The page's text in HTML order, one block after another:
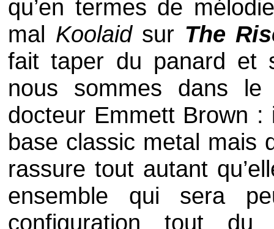
qu’en termes de
mal Koolaidsur The
fait taper du panard et
nous sommes dans le
docteur Emmett Brown :
base classic metal mais
rassure tout autant
ensemble qui sera
configuration tout